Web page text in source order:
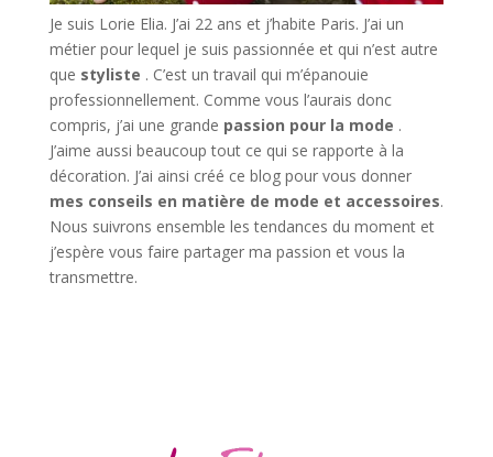
Je suis Lorie Elia. J’ai 22 ans et j’habite Paris. J’ai un
métier pour lequel je suis passionnée et qui n’est autre
que styliste . C’est un travail qui m’épanouie
professionnellement. Comme vous l’aurais donc
compris, j’ai une grande passion pour la mode .
J’aime aussi beaucoup tout ce qui se rapporte à la
décoration. J’ai ainsi créé ce blog pour vous donner
mes conseils en matière de mode et accessoires.
Nous suivrons ensemble les tendances du moment et
j’espère vous faire partager ma passion et vous la
transmettre.